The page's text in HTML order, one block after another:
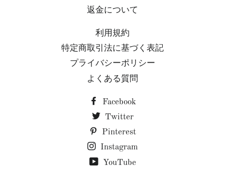
返金について
利用規約
特定商取引法に基づく表記
プライバシーポリシー
よくある質問
Facebook
Twitter
Pinterest
Instagram
YouTube